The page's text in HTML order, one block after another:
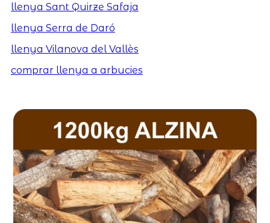
llenya Sant Quirze Safaja
llenya Serra de Daró
llenya Vilanova del Vallès
comprar llenya a arbucies